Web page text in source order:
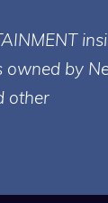
owned by
other